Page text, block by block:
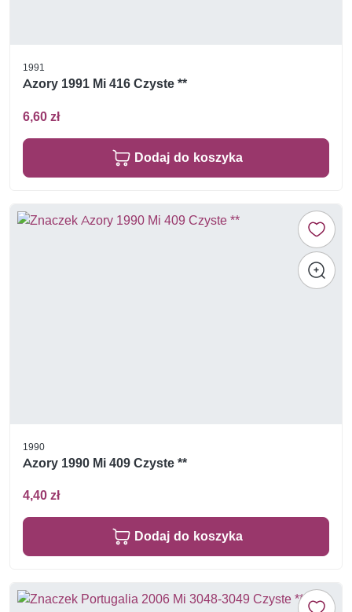
1991
Azory 1991 Mi 416 Czyste **
6,60 zł
Dodaj do koszyka
1990
Azory 1990 Mi 409 Czyste **
4,40 zł
Dodaj do koszyka